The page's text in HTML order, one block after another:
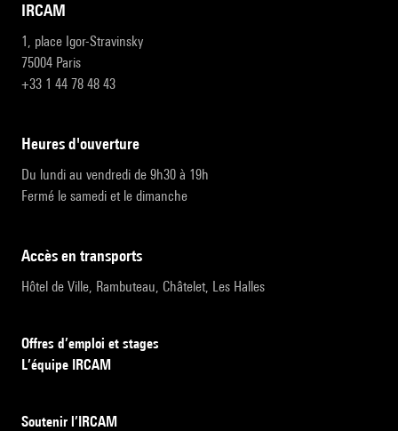
IRCAM
1, place Igor-Stravinsky
75004 Paris
+33 1 44 78 48 43
heures d'ouverture
Du lundi au vendredi de 9h30 à 19h
Fermé le samedi et le dimanche
accès en transports
Hôtel de Ville, Rambuteau, Châtelet, Les Halles
Offres d’emploi et stages
L’équipe IRCAM
Soutenir l’IRCAM